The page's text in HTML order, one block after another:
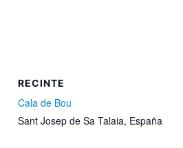
RECINTE
Cala de Bou
Sant Josep de Sa Talaia, España